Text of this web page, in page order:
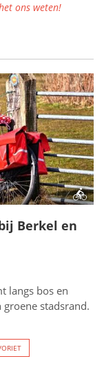
ons weten!
Berkel en
langs bos en
stadsrand.